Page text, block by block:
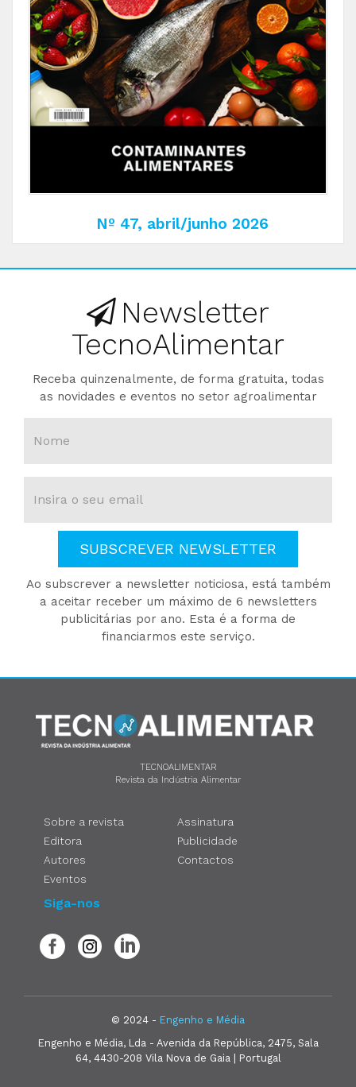
Nº 47, abril/junho 2026
Newsletter
TecnoAlimentar
Receba quinzenalmente, de forma gratuita, todas
as novidades e eventos no setor agroalimentar
SUBSCREVER NEWSLETTER
Ao subscrever a newsletter noticiosa, está também
a aceitar receber um máximo de 6 newsletters
publicitárias por ano. Esta é a forma de
financiarmos este serviço.
TECNOALIMENTAR
Revista da Indústria Alimentar
Sobre a revista
Editora
Autores
Eventos
Assinatura
Publicidade
Contactos
Siga-nos
© 2024 - Engenho e Média
Engenho e Média, Lda - Avenida da República, 2475, Sala
64, 4430-208 Vila Nova de Gaia | Portugal